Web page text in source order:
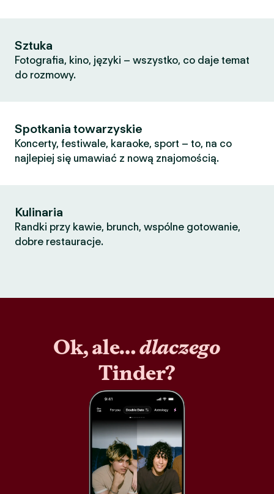
Sztuka
Fotografia, kino, języki – wszystko, co daje temat
do rozmowy.
Spotkania towarzyskie
Koncerty, festiwale, karaoke, sport – to, na co
najlepiej się umawiać z nową znajomością.
Kulinaria
Randki przy kawie, brunch, wspólne gotowanie,
dobre restauracje.
Ok, ale…dlaczego
Tinder?